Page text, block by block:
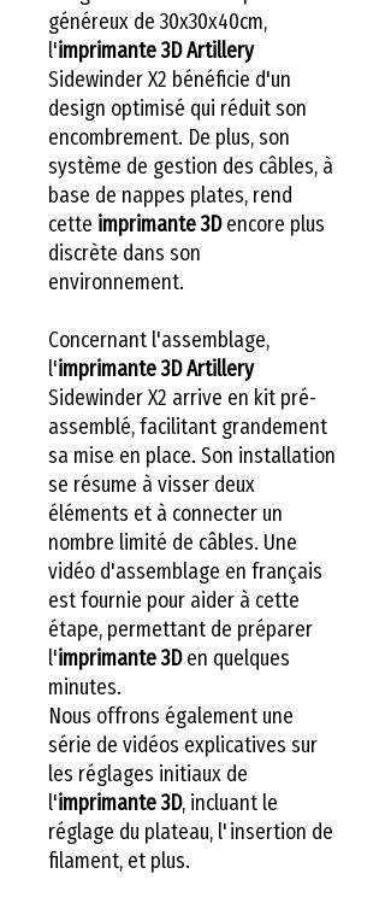
généreux de 30x30x40cm,
l'imprimante 3D Artillery
Sidewinder X2 bénéficie d'un
design optimisé qui réduit son
encombrement. De plus, son
système de gestion des câbles, à
base de nappes plates, rend
cette imprimante 3Dencore plus
discrète dans son
environnement.
Concernant l'assemblage,
l'imprimante 3D Artillery
Sidewinder X2 arrive en kit pré-
assemblé, facilitant grandement
sa mise en place. Son installation
se résume à visser deux
éléments et à connecter un
nombre limité de câbles. Une
vidéo d'assemblage en français
est fournie pour aider à cette
étape, permettant de préparer
l'imprimante 3Den quelques
minutes.
Nous offrons également une
série de vidéos explicatives sur
les réglages initiaux de
l'imprimante 3D, incluant le
réglage du plateau, l'insertion de
filament, et plus.